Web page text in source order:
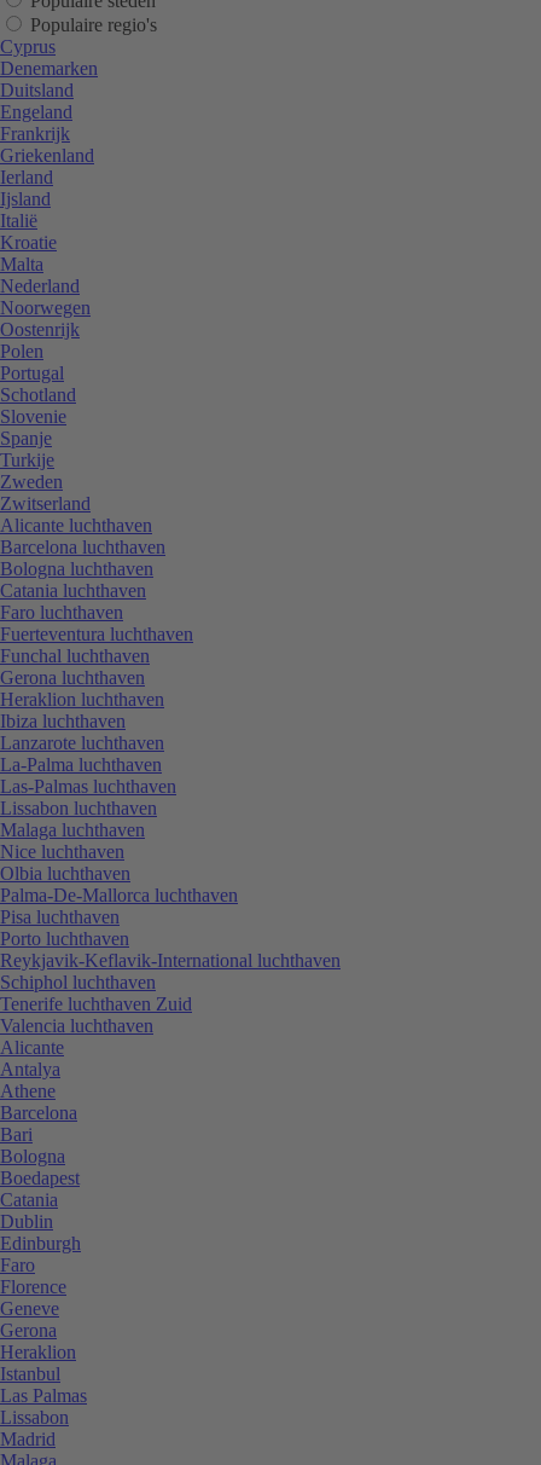
Populaire regio's
Cyprus
Denemarken
Duitsland
Engeland
Frankrijk
Griekenland
Ierland
Ijsland
Italië
Kroatie
Malta
Nederland
Noorwegen
Oostenrijk
Polen
Portugal
Schotland
Slovenie
Spanje
Turkije
Zweden
Zwitserland
Alicante luchthaven
Barcelona luchthaven
Bologna luchthaven
Catania luchthaven
Faro luchthaven
Fuerteventura luchthaven
Funchal luchthaven
Gerona luchthaven
Heraklion luchthaven
Ibiza luchthaven
Lanzarote luchthaven
La-Palma luchthaven
Las-Palmas luchthaven
Lissabon luchthaven
Malaga luchthaven
Nice luchthaven
Olbia luchthaven
Palma-De-Mallorca luchthaven
Pisa luchthaven
Porto luchthaven
Reykjavik-Keflavik-International luchthaven
Schiphol luchthaven
Tenerife luchthaven Zuid
Valencia luchthaven
Alicante
Antalya
Athene
Barcelona
Bari
Bologna
Boedapest
Catania
Dublin
Edinburgh
Faro
Florence
Geneve
Gerona
Heraklion
Istanbul
Las Palmas
Lissabon
Madrid
Malaga